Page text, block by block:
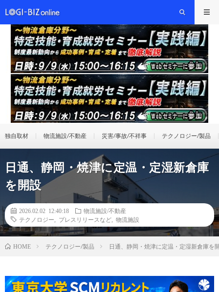
独自取材 物流施設/不動産 災害/事故/不祥事 テクノロジー/製品
日通、静岡・焼津に定温・定湿新倉庫
を開設
2026.02.02 12:40:18
物流施設/不動産
テクノロジー
プレスリリースなど 物流施設
HOME テクノロジー/製品 日通、静岡・焼津に定温・定湿新倉庫を